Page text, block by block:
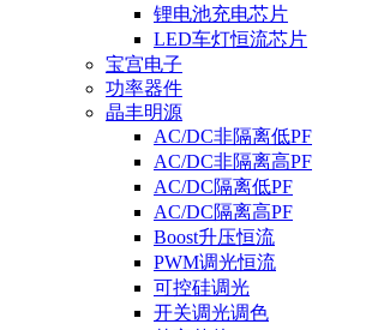
锂电池充电芯片
LED车灯恒流芯片
宝宫电子
功率器件
晶丰明源
AC/DC非隔离低PF
AC/DC非隔离高PF
AC/DC隔离低PF
AC/DC隔离高PF
Boost升压恒流
PWM调光恒流
可控硅调光
开关调光调色